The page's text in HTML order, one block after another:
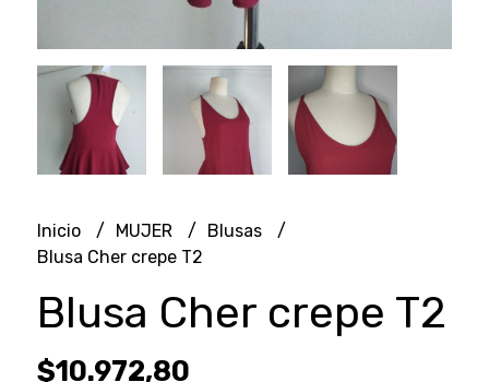
Inicio MUJER
Blusas
Blusa Cher crepe T2
Blusa Cher crepe T2
$10.972,80